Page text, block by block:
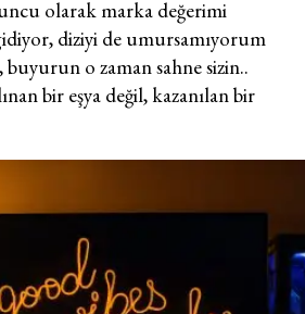
olarak marka değerimi
diziyi de umursamıyorum
buyurun o zaman sahne sizin..
bir eşya değil, kazanılan bir